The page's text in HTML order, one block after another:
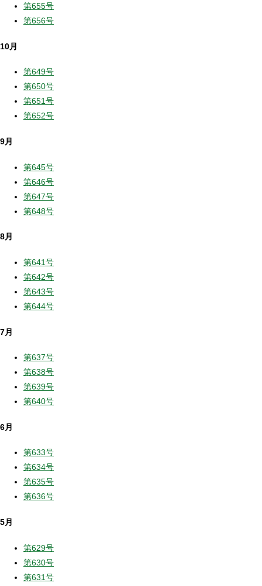
第655号
第656号
10月
第649号
第650号
第651号
第652号
9月
第645号
第646号
第647号
第648号
8月
第641号
第642号
第643号
第644号
7月
第637号
第638号
第639号
第640号
6月
第633号
第634号
第635号
第636号
5月
第629号
第630号
第631号